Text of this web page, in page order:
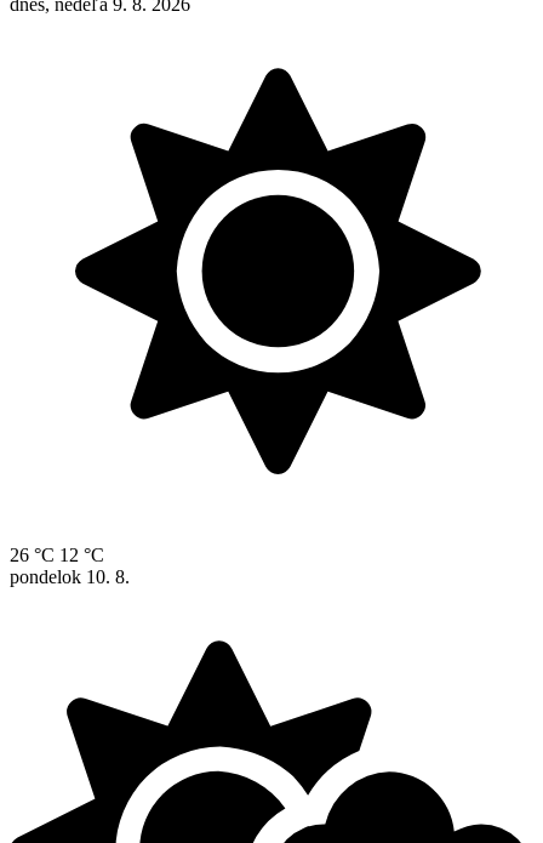
dnes, nedeľa 9. 8. 2026
26 °C 12 °C
pondelok 10. 8.